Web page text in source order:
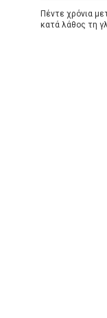
Πέντε χρόνια
κατά λάθος τη